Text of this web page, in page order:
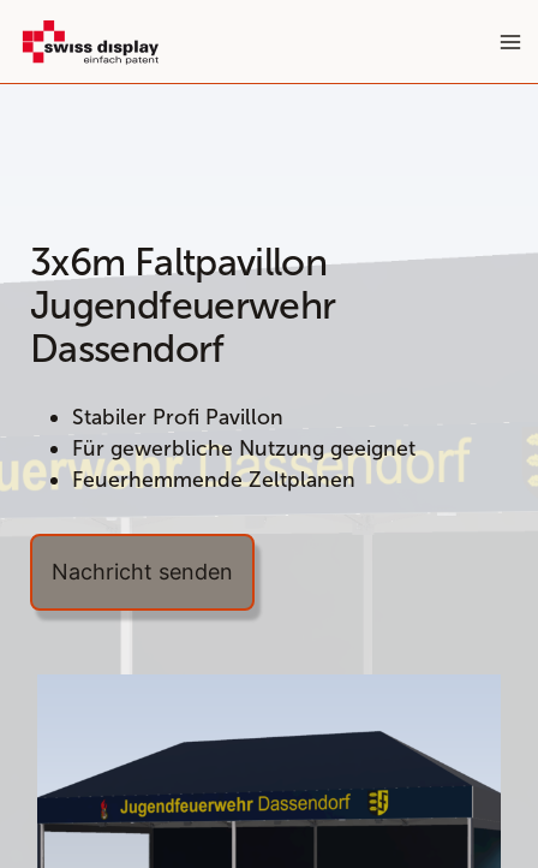
Inhalt
springen
3x6m Faltpavillon
Jugendfeuerwehr
Dassendorf
Stabiler Profi Pavillon
Für gewerbliche Nutzung geeignet
Feuerhemmende Zeltplanen
Nachricht senden